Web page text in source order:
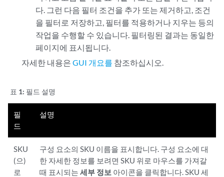
다. 그런 다음 필터 조건을 추가 또는 제거하고, 조건
을 필터로 저장하고, 필터를 적용하거나 지우는 등의
작업을 수행할 수 있습니다. 필터링된 결과는 동일한
페이지에 표시됩니다.
자세한 내용은GUI 개요를 참조하십시오.
표 1: 필드 설명
필
드
설명
SKU
(으)
로
구성 요소의 SKU 이름을 표시합니다. 구성 요소에 대
한 자세한 정보를 보려면 SKU 위로 마우스를 가져갈
때 표시되는세부 정보 아이콘을 클릭합니다. SKU 세